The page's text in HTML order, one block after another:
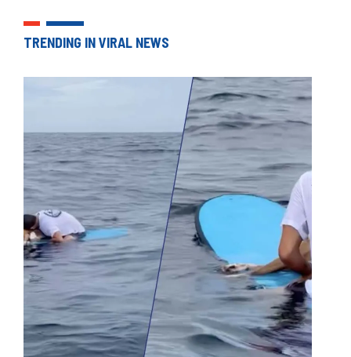
TRENDING IN VIRAL NEWS